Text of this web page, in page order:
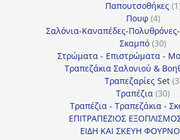
Παπουτσοθήκες 1
Πουφ 44
Σαλόνια-Καναπέδες-
Σκαμπό 3030
Στρώματα - Επιστρώματα -
Τραπεζάκια Σαλονιού &
Τραπεζαρίες Set 3
Τραπέζια 3030
Τραπέζια - Τραπεζάκια -
ΕΠΙΤΡΑΠΕΖΙΟΣ
ΕΙΔΗ ΚΑΙ ΣΚΕΥΗ